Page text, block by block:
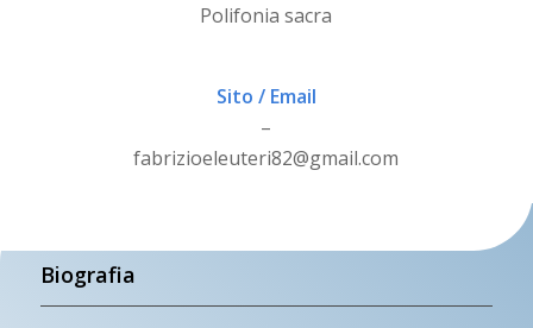
Polifonia sacra
Sito / Email
–
fabrizioeleuteri82@gmail.com
Biografia